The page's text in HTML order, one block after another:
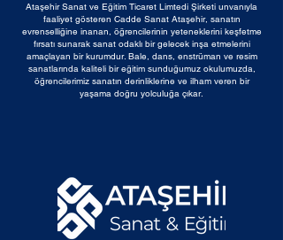
Ataşehir Sanat ve Eğitim Ticaret Limtedi Şirketi unvanıyla
faaliyet gösteren Cadde Sanat Ataşehir, sanatın
evrenselliğine inanan, öğrencilerinin yeteneklerini keşfetme
fırsatı sunarak sanat odaklı bir gelecek inşa etmelerini
amaçlayan bir kurumdur. Bale, dans, enstrüman ve resim
sanatlarında kaliteli bir eğitim sunduğumuz okulumuzda,
öğrencilerimiz sanatın derinliklerine ve ilham veren bir
yaşama doğru yolculuğa çıkar.